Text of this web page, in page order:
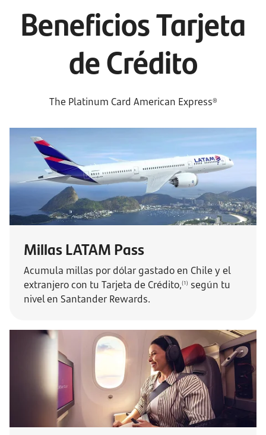
Beneficios Tarjeta
de Crédito
The Platinum Card American Express®
Millas LATAM Pass
Acumula millas por dólar gastado en Chile y el
extranjero con tu Tarjeta de Crédito,(1) según tu
nivel en Santander Rewards.